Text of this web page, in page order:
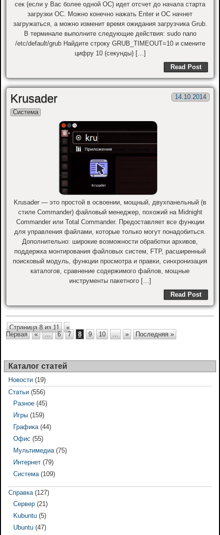
сек (если у Вас более одной ОС) идет отсчет до начала старта
загрузки ОС. Можно конечно нажать Enter и ОС начнет
загружаться, а можно изменит время ожидания загрузчика Grub.
В терминале выполните следующие действия: sudo nano
/etc/default/grub Найдите строку GRUB_TIMEOUT=10 и смените
цифру 10 (секунды) […]
Read Post
Krusader 14.10.2014
Система
Krusader — это простой в освоении, мощный, двухпанельный (в
стиле Commander) файловый менеджер, похожий на Midnight
Commander или Total Commander. Предоставляет все функции
для управления файлами, которые только могут понадобиться.
Дополнительно: широкие возможности обработки архивов,
поддержка монтирования файловых систем, FTP, расширенный
поисковый модуль, функции просмотра и правки, синхронизация
каталогов, сравнение содержимого файлов, мощные
инструменты пакетного […]
Read Post
Страница 8 из 11
«
Первая
« ... 6 7 8 9 10 ... » Последняя »
Каталог статей
Новости (19)
Статьи (556)
Разное (45)
Игры (159)
Графика(44)
Офис (55)
Мультимедиа(75)
Интернет (79)
Система(109)
Справка(127)
Сервер (21)
Kubuntu (5)
Ubuntu (47)